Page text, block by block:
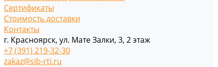
Сертификаты
Стоимость доставки
Контакты
г. Красноярск, ул. Мате Залки, 3, 2 этаж
+7 (391) 219-32-30
zakaz@sib-rti.ru